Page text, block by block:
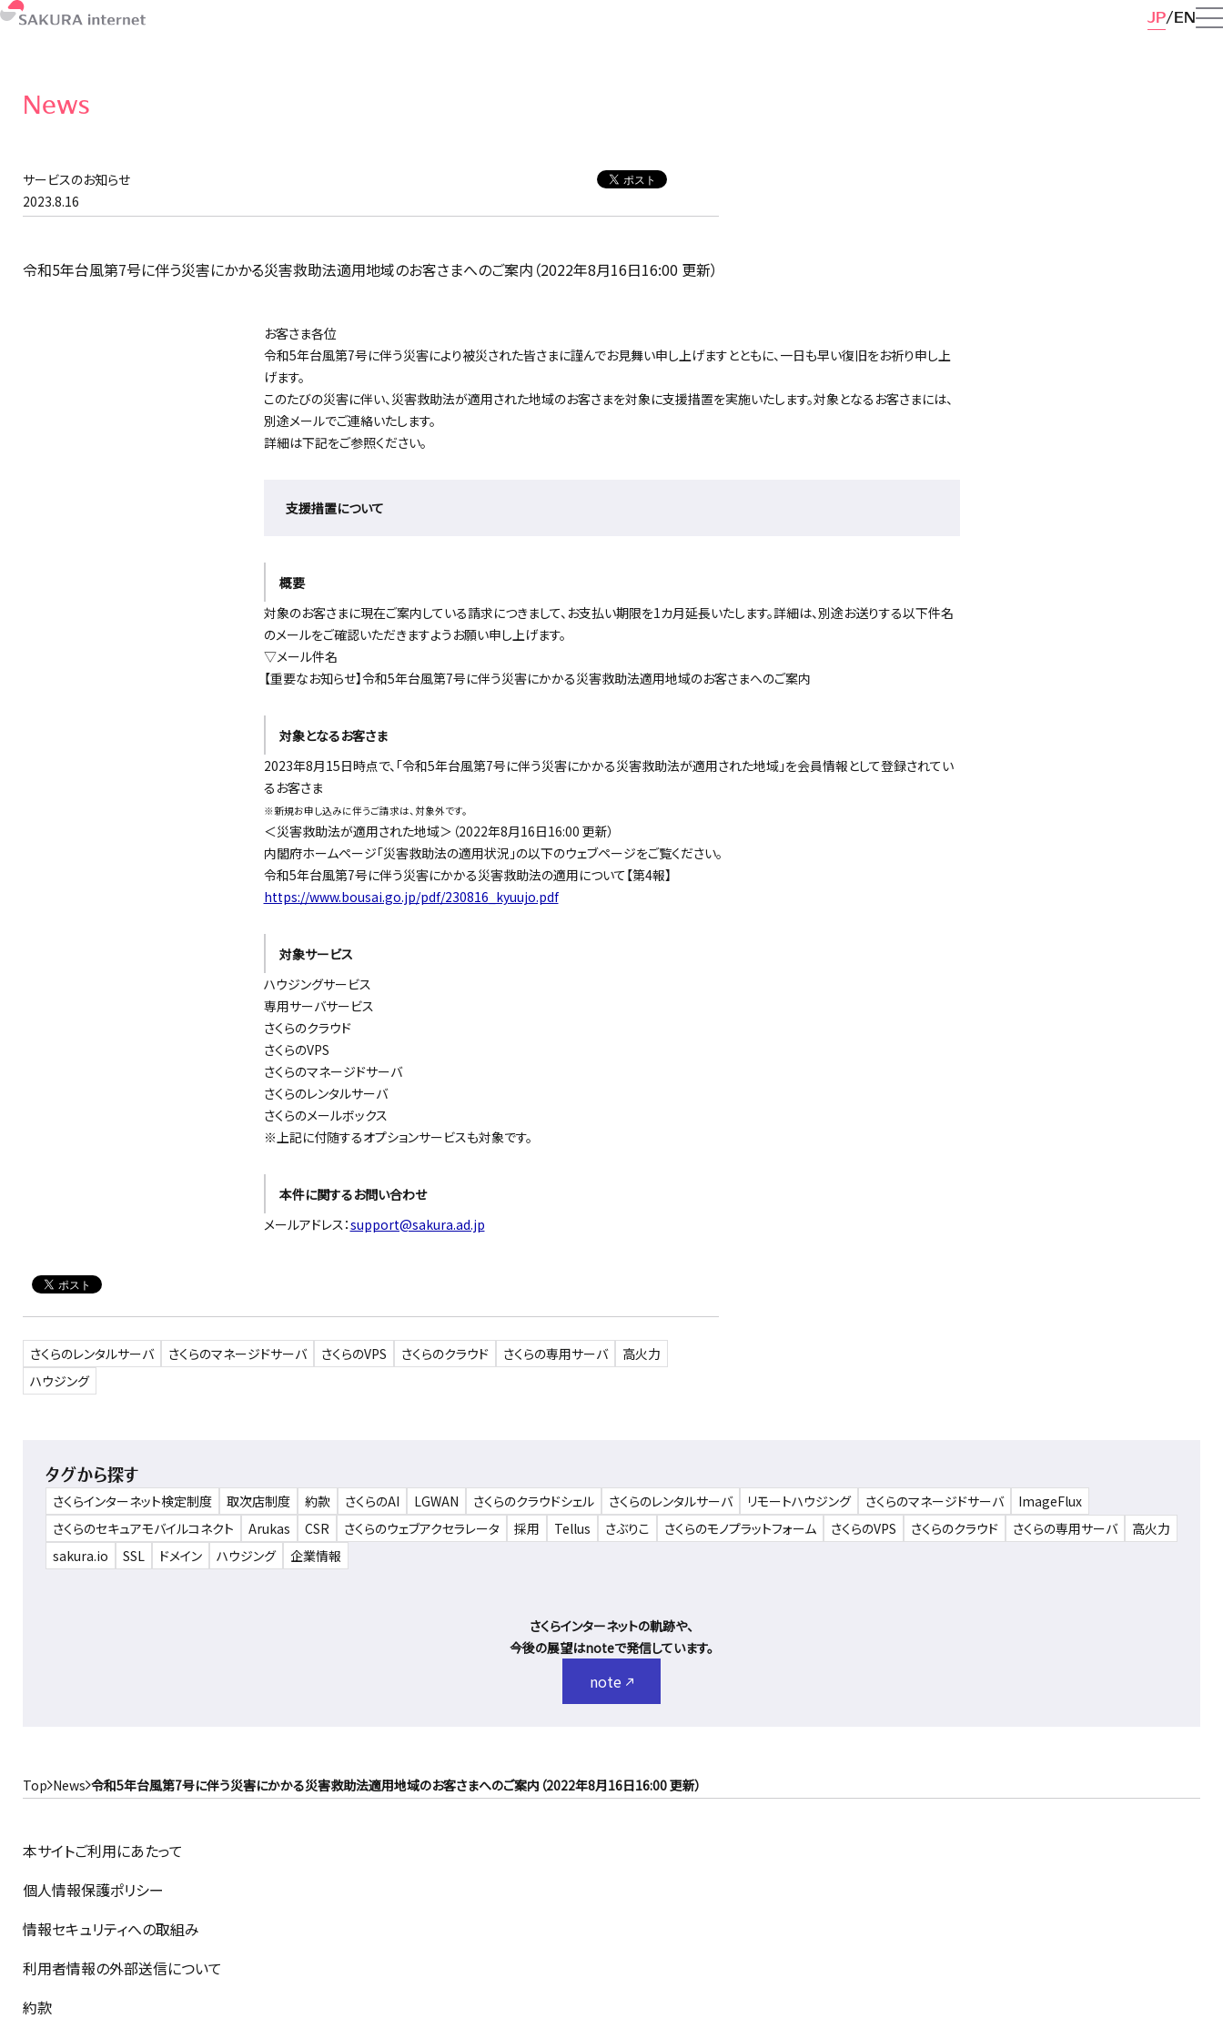
JP EN
News
サービスのお知らせ
2023.8.16
令和5年台風第7号に伴う災害にかかる災害救助法適用地域のお客さまへのご案内（2022年8月16日16:00 更新）
お客さま各位
令和5年台風第7号に伴う災害により被災された皆さまに謹んでお見舞い申し上げますとともに、一日も早い復旧をお祈り申し上
げます。
このたびの災害に伴い、災害救助法が適用された地域のお客さまを対象に支援措置を実施いたします。対象となるお客さまには、
別途メールでご連絡いたします。
詳細は下記をご参照ください。
支援措置について
概要
対象のお客さまに現在ご案内している請求につきまして、お支払い期限を1カ月延長いたします。詳細は、別途お送りする以下件名
のメールをご確認いただきますようお願い申し上げます。
▽メール件名
【重要なお知らせ】令和5年台風第7号に伴う災害にかかる災害救助法適用地域のお客さまへのご案内
対象となるお客さま
2023年8月15日時点で、「令和5年台風第7号に伴う災害にかかる災害救助法が適用された地域」を会員情報として登録されてい
るお客さま
※新規お申し込みに伴うご請求は、対象外です。
＜災害救助法が適用された地域＞（2022年8月16日16:00 更新）
内閣府ホームページ「災害救助法の適用状況」の以下のウェブページをご覧ください。
令和5年台風第7号に伴う災害にかかる災害救助法の適用について【第4報】
https://www.bousai.go.jp/pdf/230816_kyuujo.pdf
対象サービス
ハウジングサービス
専用サーバサービス
さくらのクラウド
さくらのVPS
さくらのマネージドサーバ
さくらのレンタルサーバ
さくらのメールボックス
※上記に付随するオプションサービスも対象です。
本件に関するお問い合わせ
メールアドレス：support@sakura.ad.jp
さくらのレンタルサーバ さくらのマネージドサーバ さくらのVPS さくらのクラウド さくらの専用サーバ
高火力
ハウジング
タグから探す
さくらインターネット検定制度 取次店制度 約款 さくらのAI LGWAN さくらのクラウドシェル さくらのレンタルサーバ リモートハウジング さくらのマネージドサーバ
ImageFlux
さくらのセキュアモバイルコネクト
Arukas CSR さくらのウェブアクセラレータ 採用 Tellus さぶりこ さくらのモノプラットフォーム さくらのVPS さくらのクラウド さくらの専用サーバ
高火力
sakura.io
SSL ドメイン ハウジング 企業情報
さくらインターネットの軌跡や、
今後の展望はnoteで発信しています。
note
Top News 令和5年台風第7号に伴う災害にかかる災害救助法適用地域のお客さまへのご案内（2022年8月16日16:00 更新）
本サイトご利用にあたって
個人情報保護ポリシー
情報セキュリティへの取組み
利用者情報の外部送信について
約款